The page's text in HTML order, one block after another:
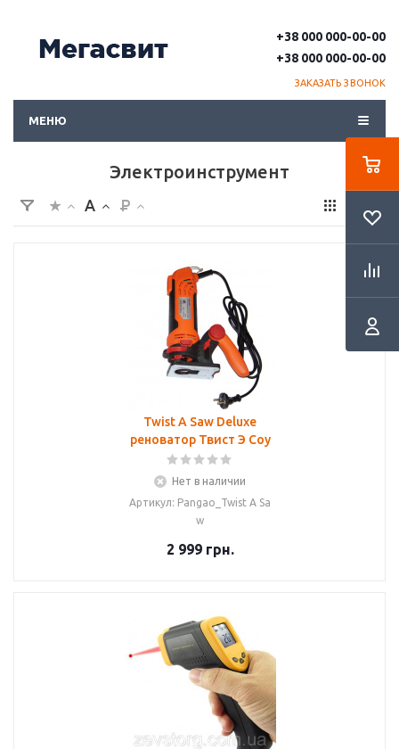
+38 000 000-00-00
+38 000 000-00-00
ЗАКАЗАТЬ ЗВОНОК
МЕНЮ
Электроинструмент
Twist A Saw Deluxe
реноватор Твист Э Соу
Нет в наличии
Артикул: Pangao_Twist A Sa
w
2 999грн.